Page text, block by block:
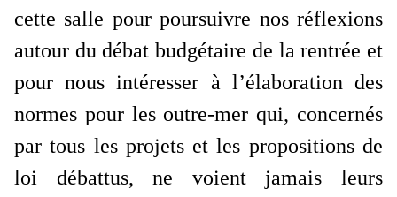
cette salle pour poursuivre nos réflexions
autour du débat budgétaire de la rentrée et
pour nous intéresser à l’élaboration des
normes pour les outre-mer qui, concernés
par tous les projets et les propositions de
loi débattus, ne voient jamais leurs